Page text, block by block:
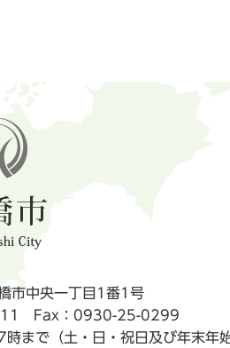
市中央一丁目1番1号
Fax：0930-25-0299
まで（土・日・祝日及び年末年始